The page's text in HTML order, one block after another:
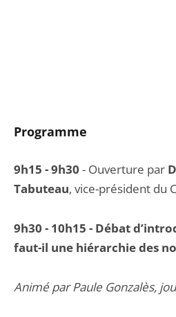
Programme
9h15 - 9h30 - Ouverture par
Tabuteau, vice-président du
9h30 - 10h15 - Débat
faut-il une hiérarchie des
Animé par Paule Gonzalès,